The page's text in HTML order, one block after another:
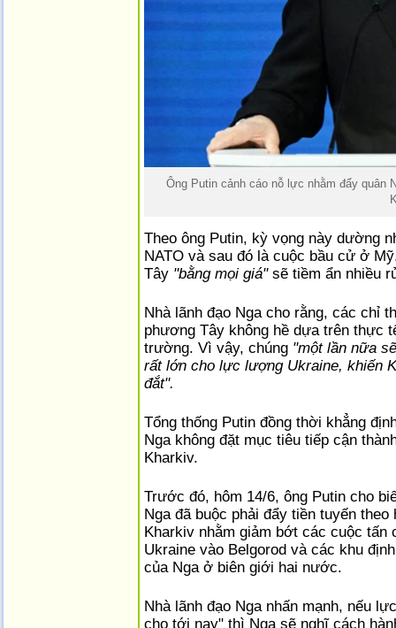
Ông Putin cảnh cáo nỗ lực nhằm đẩy quân
Theo ông Putin, kỳ vọng này dường
NATO và sau đó là cuộc bầu cử ở
Tây "bằng mọi giá"sẽ tiềm ẩn nhiều
Nhà lãnh đạo Nga cho rằng, các chỉ
phương Tây không hề dựa trên thực
trường. Vì vậy, chúng "một lần nữa
rất lớn cho lực lượng Ukraine, khiến
đắt".
Tổng thống Putin đồng thời khẳng
Nga không đặt mục tiêu tiếp cận
Kharkiv.
Trước đó, hôm 14/6, ông Putin cho
Nga đã buộc phải đẩy tiền tuyến theo
Kharkiv nhằm giảm bớt các cuộc tấn
Ukraine vào Belgorod và các khu
của Nga ở biên giới hai nước.
Nhà lãnh đạo Nga nhấn mạnh, nếu
cho tới nay" thì Nga sẽ nghĩ cách